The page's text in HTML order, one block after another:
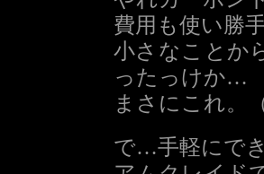
費用も使い勝
小さなことか
ったっけか…
まさにこれ。
で…手軽にで